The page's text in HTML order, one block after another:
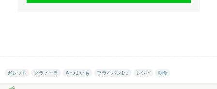
ガレット グラノーラ さつまいも フライパン1つ レシピ 朝食